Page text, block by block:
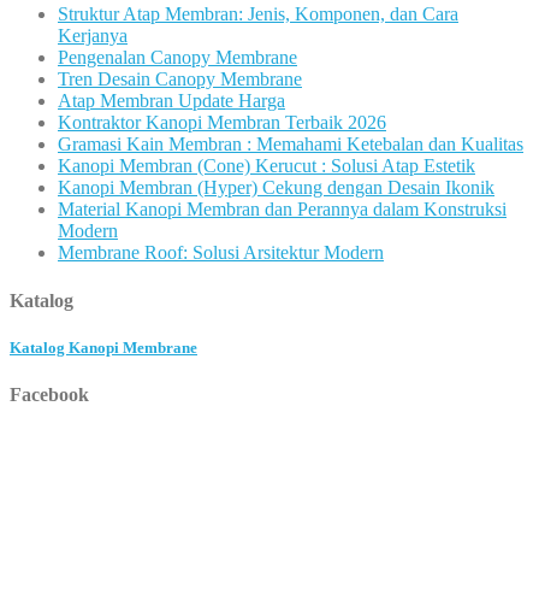
Struktur Atap Membran: Jenis, Komponen, dan Cara
Kerjanya
Pengenalan Canopy Membrane
Tren Desain Canopy Membrane
Atap Membran Update Harga
Kontraktor Kanopi Membran Terbaik 2026
Gramasi Kain Membran : Memahami Ketebalan dan Kualitas
Kanopi Membran (Cone) Kerucut : Solusi Atap Estetik
Kanopi Membran (Hyper) Cekung dengan Desain Ikonik
Material Kanopi Membran dan Perannya dalam Konstruksi
Modern
Membrane Roof: Solusi Arsitektur Modern
Katalog
Katalog Kanopi Membrane
Facebook